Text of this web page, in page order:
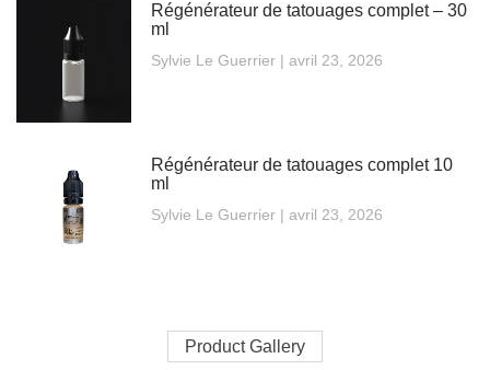
Régénérateur de tatouages complet – 30
ml
Sylvie Le Guerrier avril 23, 2026
Régénérateur de tatouages complet 10
ml
Sylvie Le Guerrier avril 23, 2026
Product Gallery